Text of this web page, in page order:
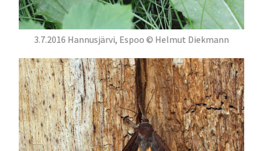
3.7.2016 Hannusjärvi, Espoo © Helmut Diekmann